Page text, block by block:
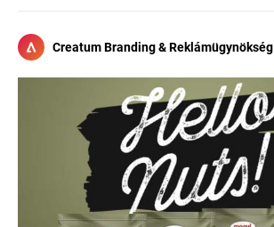
Creatum Branding & Reklámügynökség